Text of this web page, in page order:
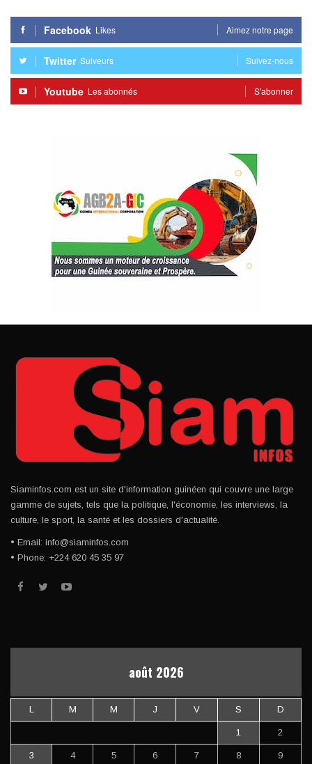
Facebook Likes Aimez notre page
Twitter Suiveurs Suivez-nous
Youtube Les abonnés S'abonner
Siaminfos.com est un site d'information guinéen qui couvre une large
gamme de sujets, tels que la politique, l'économie, les interviews, la
culture, le sport, la santé et les dossiers d'actualité.
• Email: info@siaminfos.com
• Phone: +224 620 45 35 97
août 2026
L M M J V S D
1 2
3 4 5 6 7 8 9